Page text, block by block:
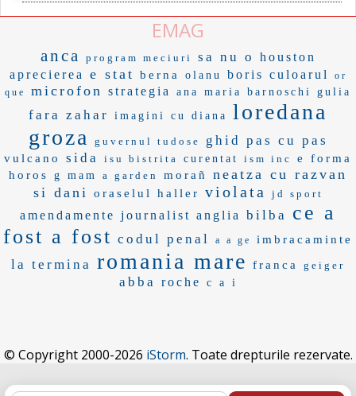
EMAG
anca program meciuri sa nu o
houston
aprecierea
e stat berna olanu boris culoarul
or
que
microfon strategia ana maria barnoschi gulia
fara zahar imagini cu diana
loredana
groza
guvernul tudose ghid pas cu pas
vulcano sida isu bistrita curentat ism inc
e forma
horos
g mam a garden morañ
neatza cu razvan
si dani
oraselul haller violata jd sport
amendamente journalist anglia bilba
ce a
fost a fost codul penal a a ge imbracaminte
la termina romania mare franca geiger
abba roche c a i
© Copyright 2000-2026 iStorm. Toate drepturile rezervate.